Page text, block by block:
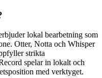
lokal bearbetning som
Otter, Notta och Whisper
strikta
spelar in lokalt och
med verktyget.